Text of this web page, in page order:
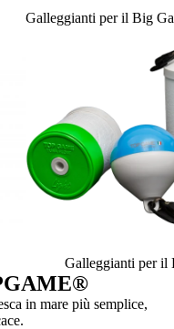
Galleggianti per il Big
Galleggianti per il
®
in mare più semplice,